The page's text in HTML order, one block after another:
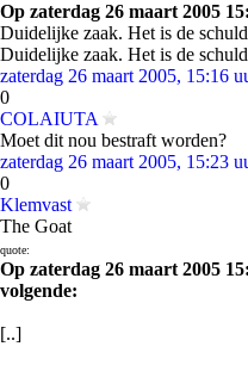
Op zaterdag 26 maart 2005
Duidelijke zaak. Het is de
Duidelijke zaak. Het is de
zaterdag 26 maart 2005, 15:16
0
COLAIUTA
Moet dit nou bestraft worden?
zaterdag 26 maart 2005, 15:23
0
Klemvast
The Goat
quote:
Op zaterdag 26 maart 2005
volgende:
[..]